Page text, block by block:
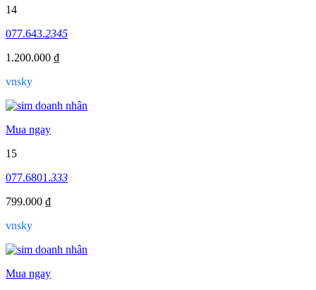
14
077.643.2345
1.200.000 ₫
vnsky
Mua ngay
15
077.6801.333
799.000 ₫
vnsky
Mua ngay